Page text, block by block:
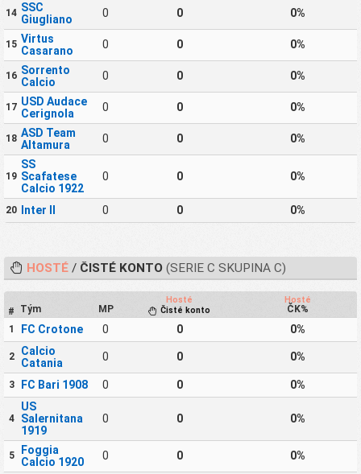
14 SSC
Giugliano
0 0 0%
15 Virtus
Casarano
0 0 0%
16 Sorrento
Calcio
0 0 0%
17 USD Audace
Cerignola
0 0 0%
18 ASD Team
Altamura
0 0 0%
19
SS
Scafatese
Calcio 1922
0 0 0%
20 Inter II 0 0 0%
HOSTÉ /ČISTÉ KONTO(SERIE C SKUPINA C)
# Tým MP
Hosté
Čisté konto
Hosté
ČK%
1
FC Crotone 0 0 0%
2
Calcio
Catania
0 0 0%
3 FC Bari 1908 0 0 0%
4
US
Salernitana
1919
0 0 0%
5
Foggia
Calcio 1920
0 0 0%